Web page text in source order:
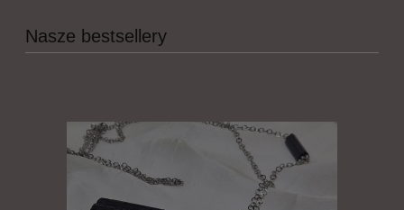
Nasze bestsellery